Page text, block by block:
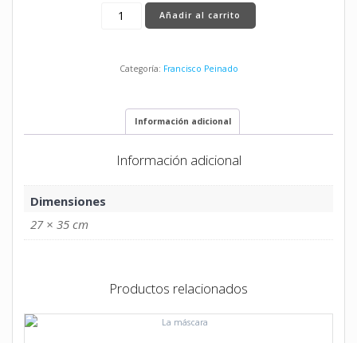
Parking
casa
Añadir al carrito
Categoría: Francisco Peinado
Información adicional
Información adicional
Dimensiones
27 × 35 cm
Productos relacionados